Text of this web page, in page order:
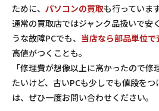
ために、 パソコンの買取も行っています
通常の買取店ではジャンク品扱いで安
うな故障PCでも、 当店なら部品単位で
高値がつくことも。
「修理費が想像以上に高かったので
たいけど、古いPCも少しでも値段を
は、ぜひ一度お問い合わせください。